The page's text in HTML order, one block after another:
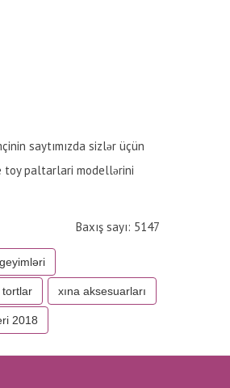
saytımızda sizlər üçün
toy paltarlari modellərini
Baxış sayı: 5147
tortlar xına aksesuarları
2018